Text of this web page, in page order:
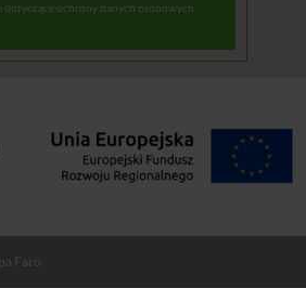
ochrony danych osobowych
Faro